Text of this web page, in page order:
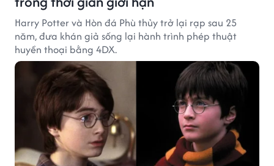
Harry Potter và Hòn đá Phù thủy trở lại rạp sau 25
năm, đưa khán giả sống lại hành trình phép thuật
huyền thoại bằng 4DX.